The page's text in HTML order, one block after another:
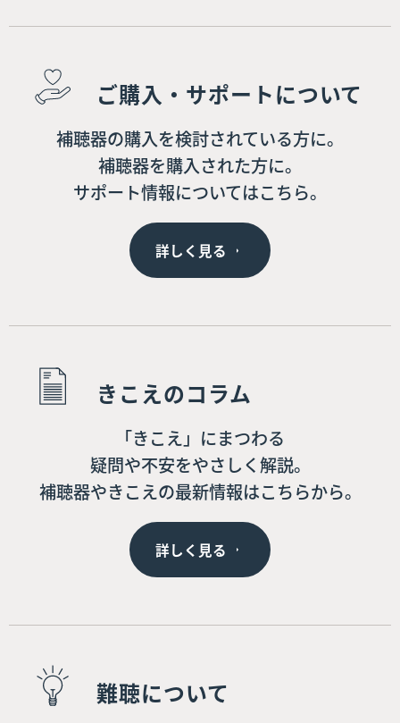
ご購入・サポートについて
補聴器の購入を検討されている方に。
補聴器を購入された方に。
サポート情報についてはこちら。
詳しく見る
きこえのコラム
「きこえ」にまつわる
疑問や不安をやさしく解説。
補聴器やきこえの最新情報はこちらから。
詳しく見る
難聴について